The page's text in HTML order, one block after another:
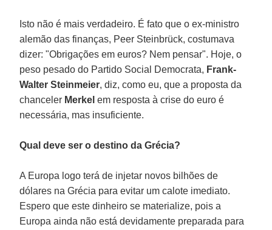
Isto não é mais verdadeiro. É fato que o ex-ministro
alemão das finanças, Peer Steinbrück, costumava
dizer: "Obrigações em euros? Nem pensar". Hoje, o
peso pesado do Partido Social Democrata, Frank-
Walter Steinmeier, diz, como eu, que a proposta da
chanceler Merkelem resposta à crise do euro é
necessária, mas insuficiente.
Qual deve ser o destino da Grécia?
A Europa logo terá de injetar novos bilhões de
dólares na Grécia para evitar um calote imediato.
Espero que este dinheiro se materialize, pois a
Europa ainda não está devidamente preparada para